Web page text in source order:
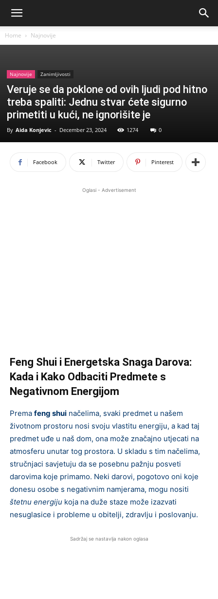
Home Najnovije
Najnovije Zanimljivosti
Veruje se da poklone od ovih ljudi pod hitno
treba spaliti: Jednu stvar ćete sigurno
primetiti u kući, ne ignorišite je
By Aida Konjevic - December 23, 2024 1274 0
Facebook Twitter Pinterest
Oglasi - Advertisement
Feng Shui i Energetska Snaga Darova:
Kada i Kako Odbaciti Predmete s
Negativnom Energijom
Prema feng shui načelima, svaki predmet u našem
životnom prostoru nosi svoju vlastitu energiju, a kad taj
predmet uđe u naš dom, ona može značajno utjecati na
atmosferu unutar tog prostora. U skladu s tim načelima,
stručnjaci savjetuju da se posebnu pažnju posveti
darovima koje primamo. Neki darovi, pogotovo oni koje
donesu osobe s negativnim namjerama, mogu nositi
štetnu energiju koja na duže staze može izazvati
nesuglasice i probleme u obitelji, zdravlju i poslovanju.
Sadržaj se nastavlja nakon oglasa